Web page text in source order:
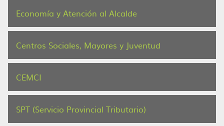
Economía y Atención al Alcalde
Centros Sociales, Mayores y Juventud
CEMCI
SPT (Servicio Provincial Tributario)